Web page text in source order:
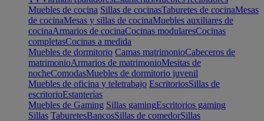
Muebles de cocina Sillas de cocinasTaburetes de cocinaMesas
de cocinaMesas y sillas de cocinaMuebles auxiliares de
cocinaArmarios de cocinaCocinas modularesCocinas
completasCocinas a medida
Muebles de dormitorio Camas matrimonioCabeceros de
matrimonioArmarios de matrimonioMesitas de
nocheComodasMuebles de dormitorio juvenil
Muebles de oficina y teletrabajo EscritoriosSillas de
escritorioEstanterías
Muebles de Gaming Sillas gamingEscritorios gaming
Sillas TaburetesBancosSillas de comedorSillas